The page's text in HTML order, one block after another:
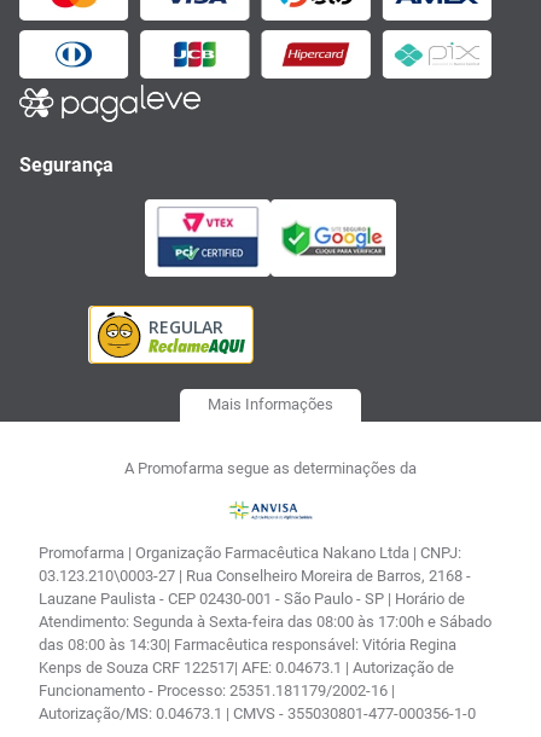
Segurança
Mais Informações
A Promofarma segue as determinações da
Promofarma | Organização Farmacêutica Nakano Ltda | CNPJ:
03.123.210\0003-27 | Rua Conselheiro Moreira de Barros, 2168 -
Lauzane Paulista - CEP 02430-001 - São Paulo - SP | Horário de
Atendimento: Segunda à Sexta-feira das 08:00 às 17:00h e Sábado
das 08:00 às 14:30| Farmacêutica responsável: Vitória Regina
Kenps de Souza CRF 122517| AFE: 0.04673.1 | Autorização de
Funcionamento - Processo: 25351.181179/2002-16 |
Autorização/MS: 0.04673.1 | CMVS - 355030801-477-000356-1-0